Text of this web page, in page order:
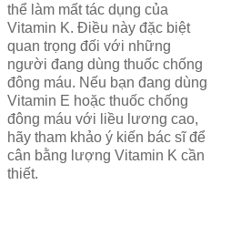
thể làm mất tác dụng của
Vitamin K. Điều này đặc biệt
quan trọng đối với những
người đang dùng thuốc chống
đông máu. Nếu bạn đang dùng
Vitamin E hoặc thuốc chống
đông máu với liều lương cao,
hãy tham khảo ý kiến bác sĩ để
cân bằng lượng Vitamin K cần
thiết.